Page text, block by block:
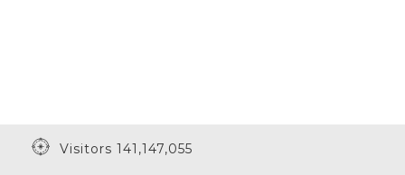
Visitors 141,147,055